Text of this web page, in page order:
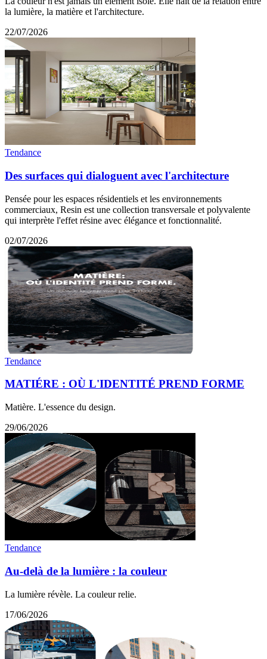
la lumière, la matière et l'architecture.
22/07/2026
Tendance
Des surfaces qui dialoguent avec l'architecture
Pensée pour les espaces résidentiels et les environnements
commerciaux, Resin est une collection transversale et polyvalente
qui interprète l'effet résine avec élégance et fonctionnalité.
02/07/2026
Tendance
MATIÉRE : OÙ L'IDENTITÉ PREND FORME
Matière. L'essence du design.
29/06/2026
Tendance
Au-delà de la lumière : la couleur
La lumière révèle. La couleur relie.
17/06/2026